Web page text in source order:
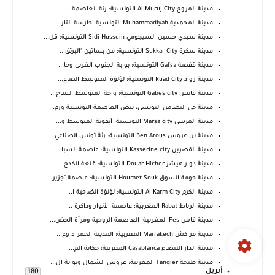
مدينة المروج Al-Muruj City التونسية: رئة العاصمة ا...
مدينة المحمدية Muhammadiyah التونسية: حارسة التار...
مدينة سيدي حسين السيجومي Sidi Hussein التونسية: قل...
مدينة سكرة Sukkar City التونسية: من بساتين "البرتق...
مدينة قفصة Gafsa التونسية: بوابة الجنوب الغربي وحا...
مدينة رواد Ruad City التونسية: لؤلؤة المتوسط الصاع...
مدينة قابس Gabes city التونسية: واحة المتوسط الساح...
مدينة حي التضامن التونسي: نبض العاصمة التونسية ورم...
مدينة المرسى Marsa city التونسية: أيقونة المتوسط و...
مدينة بن عروس Ben Arous التونسية: رئة تونس الصناعي...
مدينة القصرين Kasserine city التونسية: عاصمة السبا...
مدينة دوار هيشر Douar Hicher التونسية: قلعة الكدح ...
مدينة حومة السوق Houmet Souk التونسية: عاصمة "جزير...
مدينة الكرم Al-Karm City التونسية: لؤلؤة الضاحية ا...
مدينة الرباط Rabat المغربية: عاصمة الأنوار وذاكرة ...
مدينة فاس Fes المغربية: العاصمة الروحية ومرآة الحض...
مدينة مراكش Marrakech المغربية: المدينة الحمراء وع...
مدينة الدار البيضاء Casablanca المغربية: حكاية الم...
مدينة طنجة Tangier المغربية: عروس الشمال وبوابة ال...
أبريل 180